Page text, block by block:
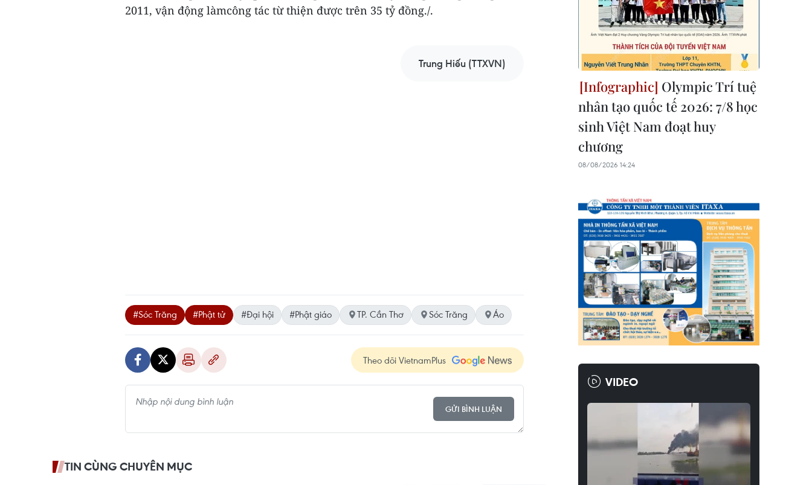
2011, vận động làmcông tác từ thiện được trên 35 tỷ đồng./.
Trung Hiếu (TTXVN)
#Sóc Trăng #Phật tử #Đại hội #Phật giáo TP. Cần Thơ Sóc Trăng Áo
Theo dõi VietnamPlus
GỬI BÌNH LUẬN
TIN CÙNG CHUYÊN MỤC
Olympic Trí tuệ
nhân tạo quốc tế 2026: 7/8 học
sinh Việt Nam đoạt huy
chương
08/08/2026 14:24
VIDEO